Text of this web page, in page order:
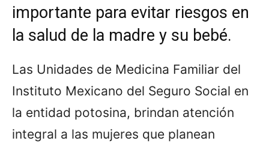
importante para evitar riesgos en
la salud de la madre y su bebé.
Las Unidades de Medicina Familiar del
Instituto Mexicano del Seguro Social en
la entidad potosina, brindan atención
integral a las mujeres que planean